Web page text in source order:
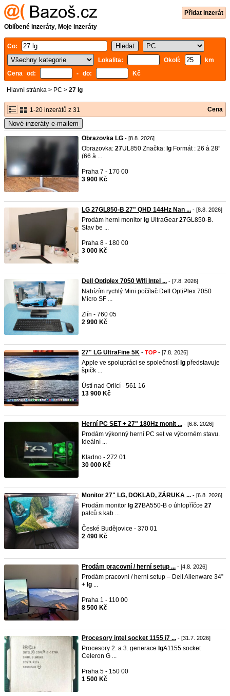
Přidat inzerát
Oblíbené inzeráty, Moje inzeráty
Co:
Lokalita:
Okolí:
km
Cena od:
- do: Kč
Hlavní stránka > PC > 27 lg
1-20 inzerátů z 31 Cena
Nové inzeráty e-mailem
Obrazovka LG - [8.8. 2026]
Obrazovka: 27UL850 Značka: lg Formát : 26 à 28”
(66 à ...
Praha 7 - 170 00
3 900 Kč
LG 27GL850-B 27" QHD 144Hz Nan ... - [8.8. 2026]
Prodám herní monitor lg UltraGear 27GL850-B.
Stav be ...
Praha 8 - 180 00
3 000 Kč
Dell Optiplex 7050 Wifi Intel ... - [7.8. 2026]
Nabízím rychlý Mini počítač Dell OptiPlex 7050
Micro SF ...
Zlín - 760 05
2 990 Kč
27" LG UltraFine 5K - TOP - [7.8. 2026]
Apple ve spolupráci se společností lg představuje
špičk ...
Ústí nad Orlicí - 561 16
13 900 Kč
Herní PC SET + 27" 180Hz monit ... - [6.8. 2026]
Prodám výkonný herní PC set ve výborném stavu.
Ideální ...
Kladno - 272 01
30 000 Kč
Monitor 27" LG, DOKLAD, ZÁRUKA ... - [6.8. 2026]
Prodám monitor lg 27BA550-B o úhlopříčce 27
palců s kab ...
České Budějovice - 370 01
2 490 Kč
Prodám pracovní / herní setup ... - [4.8. 2026]
Prodám pracovní / herní setup – Dell Alienware 34”
+ lg ...
Praha 1 - 110 00
8 500 Kč
Procesory intel socket 1155 i7 ... - [31.7. 2026]
Procesory 2. a 3. generace lgA1155 socket
Celeron G ...
Praha 5 - 150 00
1 500 Kč